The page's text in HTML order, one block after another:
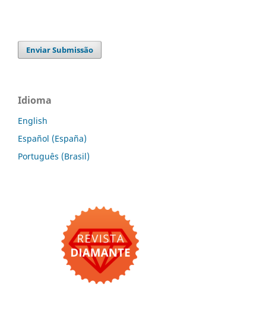
Enviar Submissão
Idioma
English
Español (España)
Português (Brasil)